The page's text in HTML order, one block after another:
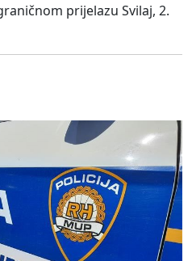
prijelazu Svilaj, 2.